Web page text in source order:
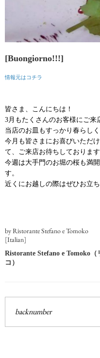
[Buongiorno!!!]
情報元はコチラ
皆さま、こんにちは！
3月もたくさんのお客様にご来
当店のお皿もすっかり春らしく
今月も皆さまにお喜びいただ
て、ご来店お待ちしております
今週は大手門のお堀の桜も満
す。
近くにお越しの際はぜひお立ち
by Ristorante Stefano e Tomoko
[Italian]
Ristorante Stefano e
コ）
backnumber